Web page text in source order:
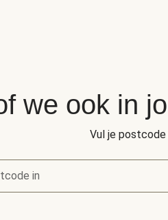
we ook in
Vul je postcode
in